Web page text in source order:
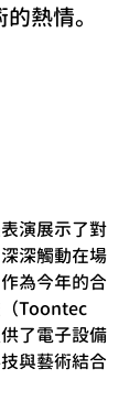
熱情。
演展示了對
深觸動在場
為今年的合
Toontec
了電子設備
與藝術結合